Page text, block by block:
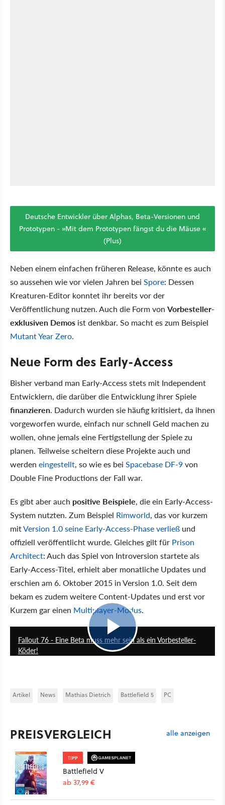
Deutsche Entwickler über Alphas, Beta-Versionen und
Prototypen - »Mit dem Prototypen fängst du die Mäuse «
(Plus)
Neben einem einfachen früheren Release, könnte es auch
so aussehen wie vor vielen Jahren bei Spore: Dessen
Kreaturen-Editor konntet ihr bereits vor der
Veröffentlichung nutzen. Auch die Form von Vorbesteller-
exklusiven Demos ist denkbar. So macht es zum Beispiel
Mutant Year Zero.
Neue Form des Early-Access
Bisher verband man Early-Access stets mit Independent
Entwicklern, die darüber die Entwicklung ihrer Spiele
finanzieren. Dadurch wurden sie häufig kritisiert, da ihnen
vorgeworfen wurde, einfach nur schnell Geld machen zu
wollen, ohne jemals eine Fertigstellung der Spiele zu
planen. Teilweise scheitern diese Projekte auch und
werden eingestellt, so wie es bei Spacebase DF-9von
Double Fine Productions der Fall war.
Es gibt aber auch positive Beispiele, die ein Early-Access-
System nutzten. Zum Beispiel Rimworld, das vor kurzem
mitVersion 1.0 seine Early-Access-Phase verließ und
offiziell veröffentlicht wurde. Gleiches gilt für Prison
Architect: Auch das Spiel von Introversion startete als
Early-Access-Titel, erhielt aber monatliche Updates und
erschien am 6. Oktober 2015 in Version 1.0. Seit dem
bekam es zudem weitere Content-Updates und erst vor
Kurzem gar einen Multiplayer-Modus.
Fallout 76 - Eine Beta muss mehr sein als ein Vorbesteller-
Köder!
Artikel News Mathias Dietrich Battlefield 5 PC
PREISVERGLEICH alle anzeigen
TIPP
Battlefield V
ab 37,99 €